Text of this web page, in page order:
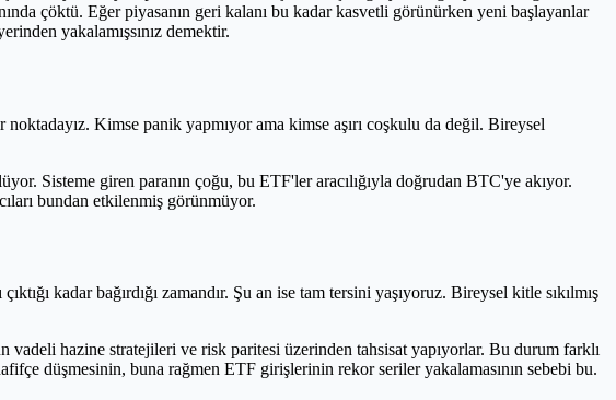
çöktü. Eğer piyasanın geri kalanı bu kadar kasvetli görünürken yeni başlayanlar
yakalamışsınız demektir.
Kimse panik yapmıyor ama kimse aşırı coşkulu da değil. Bireysel
Sisteme giren paranın çoğu, bu ETF'ler aracılığıyla doğrudan BTC'ye akıyor.
bundan etkilenmiş görünmüyor.
kadar bağırdığı zamandır. Şu an ise tam tersini yaşıyoruz. Bireysel kitle sıkılmış
hazine stratejileri ve risk paritesi üzerinden tahsisat yapıyorlar. Bu durum farklı
düşmesinin, buna rağmen ETF girişlerinin rekor seriler yakalamasının sebebi bu.